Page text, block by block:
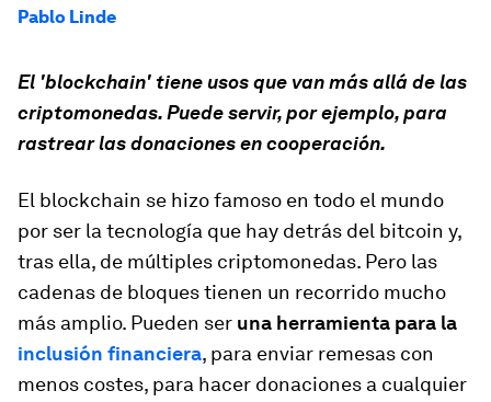
Pablo Linde
El 'blockchain' tiene usos que van más allá de las
criptomonedas. Puede servir, por ejemplo, para
rastrear las donaciones en cooperación.
El blockchain se hizo famoso en todo el mundo
por ser la tecnología que hay detrás del bitcoin y,
tras ella, de múltiples criptomonedas. Pero las
cadenas de bloquestienen un recorrido mucho
más amplio. Pueden ser una herramienta para la
inclusión financiera, para enviar remesas con
menos costes, para hacer donaciones a cualquier